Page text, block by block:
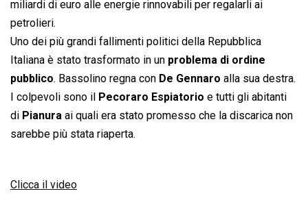
miliardi di euro alle energie rinnovabili per regalarli ai
petrolieri.
Uno dei più grandi fallimenti politici della Repubblica
Italiana è stato trasformato in un problema di ordine
pubblico. Bassolino regna con De Gennaro alla sua destra.
I colpevoli sono il Pecoraro Espiatorio e tutti gli abitanti
di Pianura ai quali era stato promesso che la discarica non
sarebbe più stata riaperta.
Clicca il video